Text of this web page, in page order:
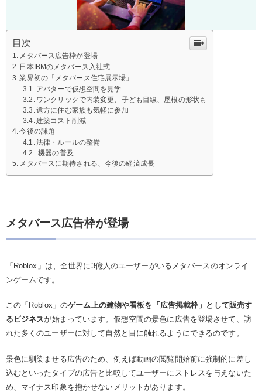
目次
メタバース広告枠が登場
日本IBMのメタバース入社式
業界初の「メタバース住宅展示場」
アバターで仮想空間を見学
ワンクリックで内装変更、子ども目線、屋根の形状も
遠方に住む家族も気軽に参加
建築コスト削減
今後の課題
法律・ルールの整備
機器の普及
メタバースに期待される、今後の経済成長
メタバース広告枠が登場
「Roblox」は、全世界に3億人のユーザーがいるメタバースのオンライ
ンゲームです。
この「Roblox」のゲーム上の建物や看板を「広告掲載枠」として販売す
るビジネスが始まっています。仮想空間の景色に広告を登場させて、訪
れた多くのユーザーに対して自然と目に触れるようにできるのです。
景色に馴染ませる広告のため、例えば動画の閲覧開始前に強制的に差し
込むといったタイプの広告と比較してユーザーにストレスを与えないた
め、マイナス印象を抱かせないメリットがあります。